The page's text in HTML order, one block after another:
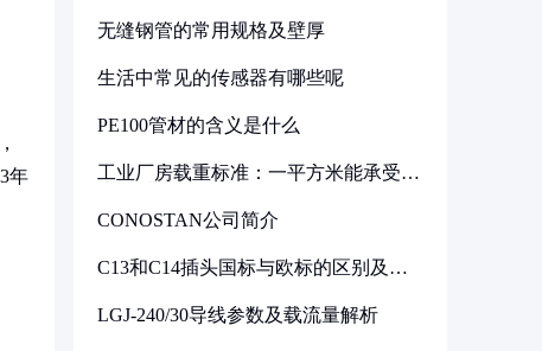
年
无缝钢管的常用规格及壁厚
生活中常见的传感器有哪些呢
PE100管材的含义是什么
工业厂房载重标准：一平方米能承受多
CONOSTAN公司简介
C13和C14插头国标与欧标的区别及其
LGJ-240/30导线参数及载流量解析